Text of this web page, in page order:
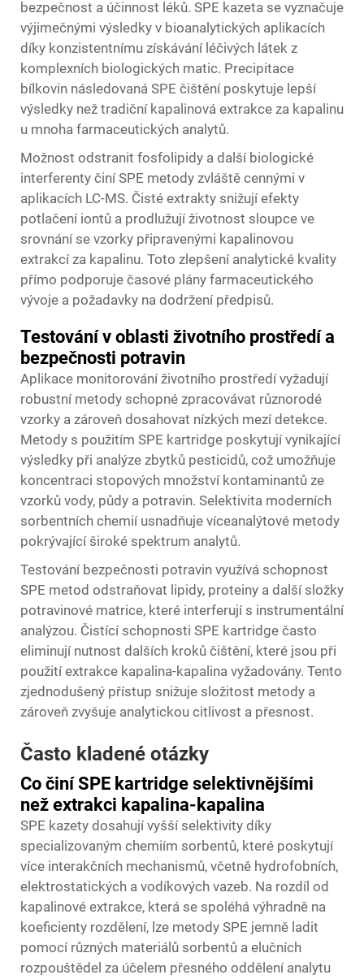
bezpečnost a účinnost léků. SPE kazeta se vyznačuje
výjimečnými výsledky v bioanalytických aplikacích
díky konzistentnímu získávání léčivých látek z
komplexních biologických matic. Precipitace
bílkovin následovaná SPE čištění poskytuje lepší
výsledky než tradiční kapalinová extrakce za kapalinu
u mnoha farmaceutických analytů.
Možnost odstranit fosfolipidy a další biologické
interferenty činí SPE metody zvláště cennými v
aplikacích LC-MS. Čisté extrakty snižují efekty
potlačení iontů a prodlužují životnost sloupce ve
srovnání se vzorky připravenými kapalinovou
extrakcí za kapalinu. Toto zlepšení analytické kvality
přímo podporuje časové plány farmaceutického
vývoje a požadavky na dodržení předpisů.
Testování v oblasti životního prostředí a
bezpečnosti potravin
Aplikace monitorování životního prostředí vyžadují
robustní metody schopné zpracovávat různorodé
vzorky a zároveň dosahovat nízkých mezí detekce.
Metody s použitím SPE kartridge poskytují vynikající
výsledky při analýze zbytků pesticidů, což umožňuje
koncentraci stopových množství kontaminantů ze
vzorků vody, půdy a potravin. Selektivita moderních
sorbentních chemií usnadňuje víceanalýtové metody
pokrývající široké spektrum analytů.
Testování bezpečnosti potravin využívá schopnost
SPE metod odstraňovat lipidy, proteiny a další složky
potravinové matrice, které interferují s instrumentální
analýzou. Čistící schopnosti SPE kartridge často
eliminují nutnost dalších kroků čištění, které jsou při
použití extrakce kapalina-kapalina vyžadovány. Tento
zjednodušený přístup snižuje složitost metody a
zároveň zvyšuje analytickou citlivost a přesnost.
Často kladené otázky
Co činí SPE kartridge selektivnějšími
než extrakci kapalina-kapalina
SPE kazety dosahují vyšší selektivity díky
specializovaným chemiím sorbentů, které poskytují
více interakčních mechanismů, včetně hydrofobních,
elektrostatických a vodíkových vazeb. Na rozdíl od
kapalinové extrakce, která se spoléhá výhradně na
koeficienty rozdělení, lze metody SPE jemně ladit
pomocí různých materiálů sorbentů a elučních
rozpouštědel za účelem přesného oddělení analytu